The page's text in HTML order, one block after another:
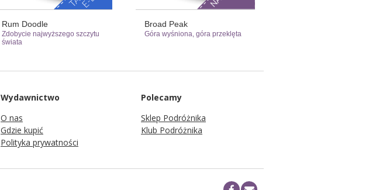
Rum Doodle
Zdobycie najwyższego szczytu
świata
Broad Peak
Góra wyśniona, góra przeklęta
Wydawnictwo
O nas
Gdzie kupić
Polityka prywatności
Polecamy
Sklep Podróżnika
Klub Podróżnika